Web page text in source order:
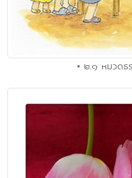
• ๒.๑ หมวดธ